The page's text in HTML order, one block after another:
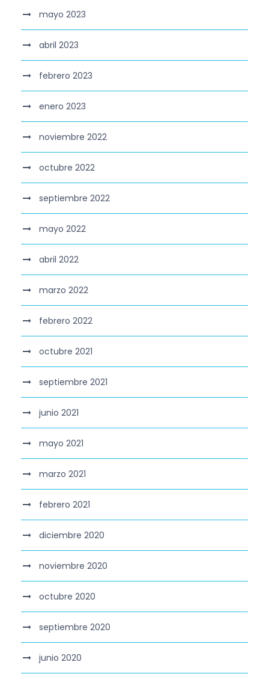
mayo 2023
abril 2023
febrero 2023
enero 2023
noviembre 2022
octubre 2022
septiembre 2022
mayo 2022
abril 2022
marzo 2022
febrero 2022
octubre 2021
septiembre 2021
junio 2021
mayo 2021
marzo 2021
febrero 2021
diciembre 2020
noviembre 2020
octubre 2020
septiembre 2020
junio 2020